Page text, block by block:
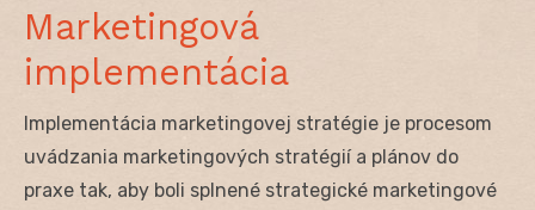
Marketingová
implementácia
Implementácia marketingovej stratégie je procesom
uvádzania marketingových stratégií a plánov do
praxe tak, aby boli splnené strategické marketingové